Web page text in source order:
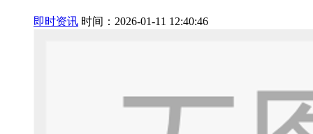
即时资讯 时间：2026-01-11 12:40:46